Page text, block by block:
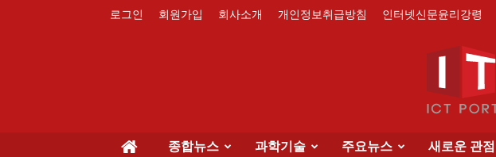
로그인 회원가입 회사소개 개인정보취급방침 인터넷신문윤리강령
종합뉴스 과학기술 주요뉴스 새로운 관점